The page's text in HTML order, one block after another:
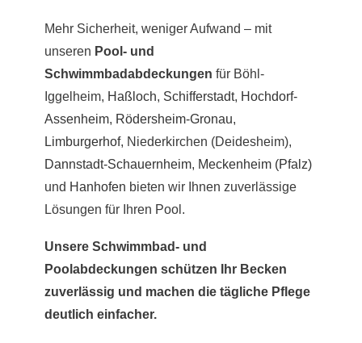
Mehr Sicherheit, weniger Aufwand – mit
unseren Pool- und
Schwimmbadabdeckungen für Böhl-
Iggelheim, Haßloch, Schifferstadt, Hochdorf-
Assenheim, Rödersheim-Gronau,
Limburgerhof, Niederkirchen (Deidesheim),
Dannstadt-Schauernheim, Meckenheim (Pfalz)
und Hanhofen bieten wir Ihnen zuverlässige
Lösungen für Ihren Pool.
Unsere Schwimmbad- und
Poolabdeckungen schützen Ihr Becken
zuverlässig und machen die tägliche Pflege
deutlich einfacher.